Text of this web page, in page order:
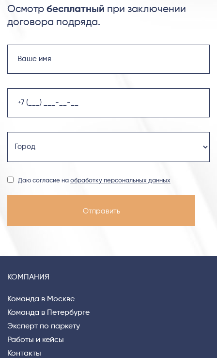
Осмотр бесплатный при заключении
договора подряда.
Даю согласие на обработку персональных данных
КОМПАНИЯ
Команда в Москве
Команда в Петербурге
Эксперт по паркету
Работы и кейсы
Контакты